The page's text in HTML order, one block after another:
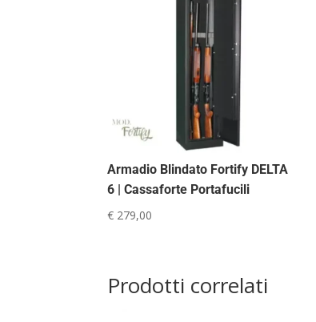
Armadio Blindato Fortify DELTA
6 | Cassaforte Portafucili
€ 279,00
Prodotti correlati